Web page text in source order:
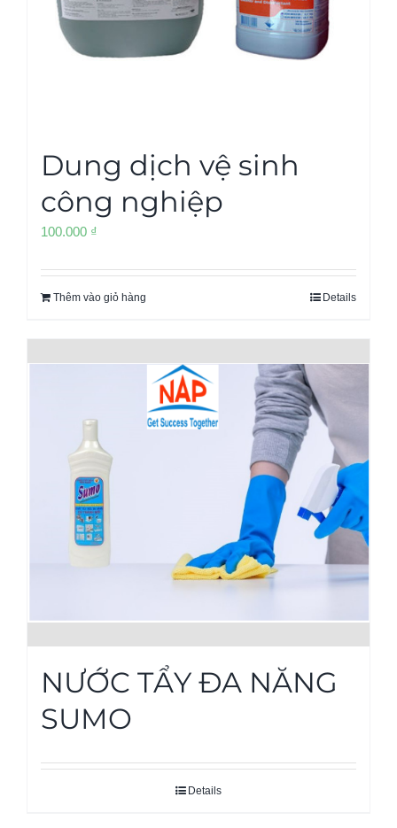
Dung dịch vệ sinh
công nghiệp
100.000 ₫
Thêm vào giỏ hàng Details
NƯỚC TẨY ĐA NĂNG
SUMO
Details